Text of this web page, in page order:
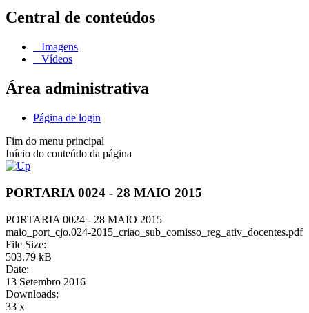
Central de conteúdos
Imagens
Vídeos
Área administrativa
Página de login
Fim do menu principal
Início do conteúdo da página
PORTARIA 0024 - 28 MAIO 2015
PORTARIA 0024 - 28 MAIO 2015
maio_port_cjo.024-2015_criao_sub_comisso_reg_ativ_docentes.pdf
File Size:
503.79 kB
Date:
13 Setembro 2016
Downloads:
33 x